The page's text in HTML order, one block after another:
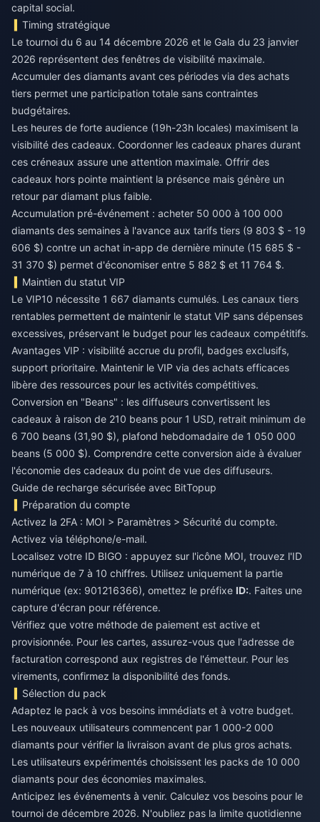
capital social.
Timing stratégique
Le tournoi du 6 au 14 décembre 2026 et le Gala du 23 janvier
2026 représentent des fenêtres de visibilité maximale.
Accumuler des diamants avant ces périodes via des achats
tiers permet une participation totale sans contraintes
budgétaires.
Les heures de forte audience (19h-23h locales) maximisent la
visibilité des cadeaux. Coordonner les cadeaux phares durant
ces créneaux assure une attention maximale. Offrir des
cadeaux hors pointe maintient la présence mais génère un
retour par diamant plus faible.
Accumulation pré-événement : acheter 50 000 à 100 000
diamants des semaines à l'avance aux tarifs tiers (9 803 $ - 19
606 $) contre un achat in-app de dernière minute (15 685 $ -
31 370 $) permet d'économiser entre 5 882 $ et 11 764 $.
Maintien du statut VIP
Le VIP10 nécessite 1 667 diamants cumulés. Les canaux tiers
rentables permettent de maintenir le statut VIP sans dépenses
excessives, préservant le budget pour les cadeaux compétitifs.
Avantages VIP : visibilité accrue du profil, badges exclusifs,
support prioritaire. Maintenir le VIP via des achats efficaces
libère des ressources pour les activités compétitives.
Conversion en "Beans" : les diffuseurs convertissent les
cadeaux à raison de 210 beans pour 1 USD, retrait minimum de
6 700 beans (31,90 $), plafond hebdomadaire de 1 050 000
beans (5 000 $). Comprendre cette conversion aide à évaluer
l'économie des cadeaux du point de vue des diffuseurs.
Guide de recharge sécurisée avec BitTopup
Préparation du compte
Activez la 2FA : MOI > Paramètres > Sécurité du compte.
Activez via téléphone/e-mail.
Localisez votre ID BIGO : appuyez sur l'icône MOI, trouvez l'ID
numérique de 7 à 10 chiffres. Utilisez uniquement la partie
numérique (ex: 901216366), omettez le préfixe ID:. Faites une
capture d'écran pour référence.
Vérifiez que votre méthode de paiement est active et
provisionnée. Pour les cartes, assurez-vous que l'adresse de
facturation correspond aux registres de l'émetteur. Pour les
virements, confirmez la disponibilité des fonds.
Sélection du pack
Adaptez le pack à vos besoins immédiats et à votre budget.
Les nouveaux utilisateurs commencent par 1 000-2 000
diamants pour vérifier la livraison avant de plus gros achats.
Les utilisateurs expérimentés choisissent les packs de 10 000
diamants pour des économies maximales.
Anticipez les événements à venir. Calculez vos besoins pour le
tournoi de décembre 2026. N'oubliez pas la limite quotidienne